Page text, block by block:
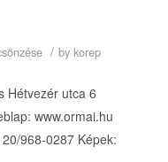
/ by korep
Hétvezér utca 6
www.ormai.hu
968-0287 Képek: